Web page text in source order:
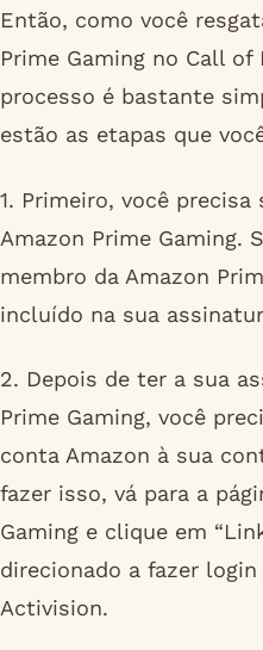
Então, como você
Prime Gaming no Call of
processo é bastante
estão as etapas que
1. Primeiro, você
Amazon Prime Gaming.
membro da Amazon
incluído na sua
2. Depois de ter a sua
Prime Gaming, você
conta Amazon à sua
fazer isso, vá para a
Gaming e clique em
direcionado a fazer
Activision.